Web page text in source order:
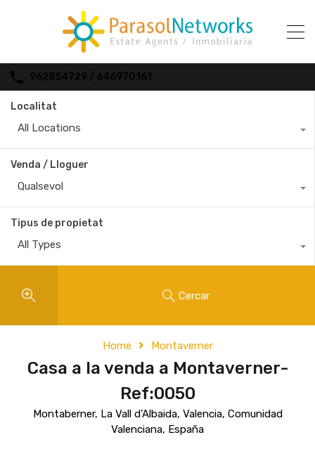
962854729 / 646970161
Localitat
All Locations
Venda / Lloguer
Qualsevol
Tipus de propietat
All Types
Cercar
Home Montaverner
Casa a la venda a Montaverner-
Ref:0050
Montaberner, La Vall d'Albaida, Valencia, Comunidad
Valenciana, España